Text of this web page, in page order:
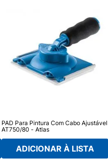
PAD Para Pintura Com Cabo Ajustável
AT750/80 - Atlas
ADICIONAR À LISTA